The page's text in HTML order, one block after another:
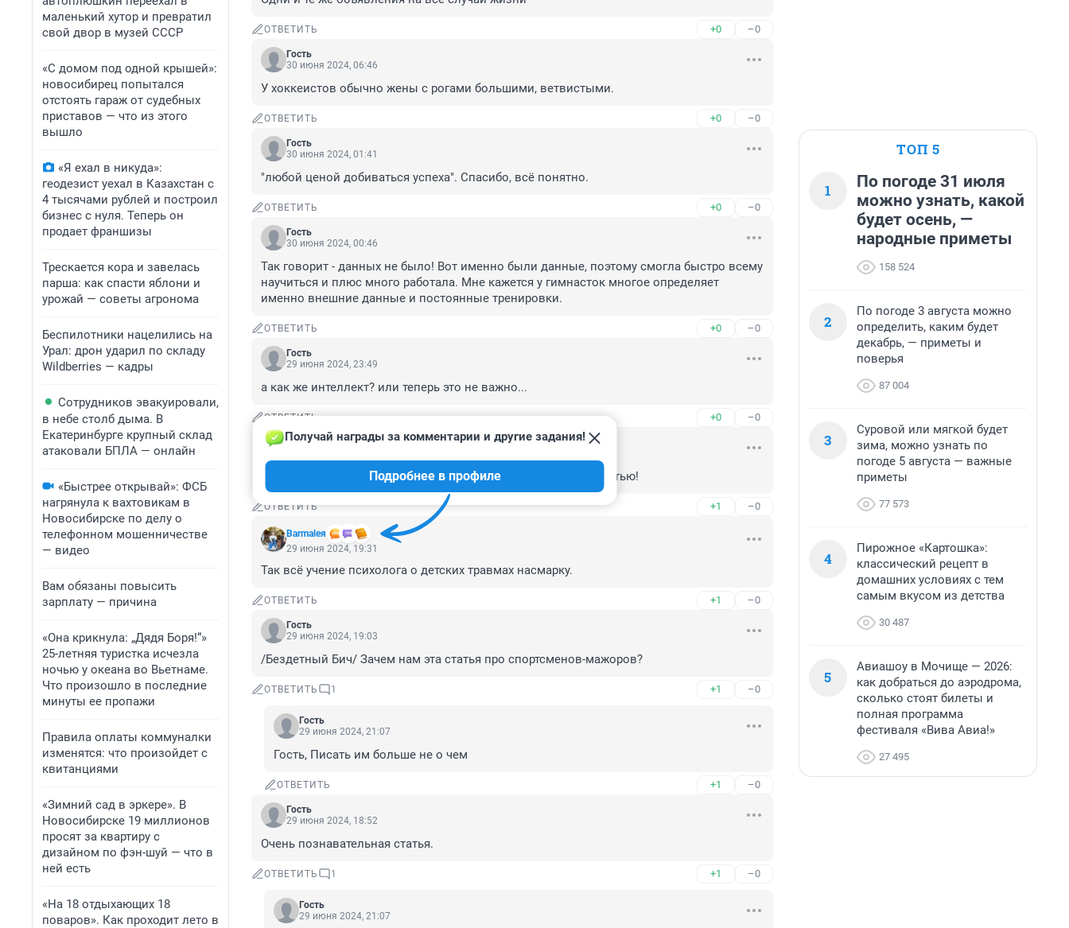
маленький хутор и превратил
свой двор в музей СССР
«С домом под одной крышей»:
новосибирец попытался
отстоять гараж от судебных
приставов — что из этого
вышло
«Я ехал в никуда»:
геодезист уехал в Казахстан с
4 тысячами рублей и построил
бизнес с нуля. Теперь он
продает франшизы
Трескается кора и завелась
парша: как спасти яблони и
урожай — советы агронома
Беспилотники нацелились на
Урал: дрон ударил по складу
Wildberries — кадры
Сотрудников эвакуировали,
в небе столб дыма. В
Екатеринбурге крупный склад
атаковали БПЛА — онлайн
«Быстрее открывай»: ФСБ
нагрянула к вахтовикам в
Новосибирске по делу о
телефонном мошенничестве
— видео
Вам обязаны повысить
зарплату — причина
«Она крикнула: „Дядя Боря!“»
25-летняя туристка исчезла
ночью у океана во Вьетнаме.
Что произошло в последние
минуты ее пропажи
Правила оплаты коммуналки
изменятся: что произойдет с
квитанциями
«Зимний сад в эркере». В
Новосибирске 19 миллионов
просят за квартиру с
дизайном по фэн-шуй — что в
ней есть
«На 18 отдыхающих 18
поваров». Как проходит лето в
ОТВЕТИТЬ +0 –0
Гость
30 июня 2024, 06:46
У хоккеистов обычно жены с рогами большими, ветвистыми.
ОТВЕТИТЬ +0 –0
Гость
30 июня 2024, 01:41
"любой ценой добиваться успеха". Спасибо, всё понятно.
ОТВЕТИТЬ +0 –0
Гость
30 июня 2024, 00:46
Так говорит - данных не было! Вот именно были данные, поэтому смогла быстро всему
научиться и плюс много работала. Мне кажется у гимнасток многое определяет
именно внешние данные и постоянные тренировки.
ОТВЕТИТЬ +0 –0
Гость
29 июня 2024, 23:49
а как же интеллект? или теперь это не важно...
ОТВЕТИТЬ +0 –0
Гость
Её воспитали испытания? Кошмар какой! Переписывайте статью!
ОТВЕТИТЬ +1 –0
Barmaleя
Получай награды за комментарии и другие задания!
Подробнее в профиле
29 июня 2024, 19:31
Так всё учение психолога о детских травмах насмарку.
ОТВЕТИТЬ +1 –0
Гость
29 июня 2024, 19:03
/Бездетный Бич/ Зачем нам эта статья про спортсменов-мажоров?
ОТВЕТИТЬ 1 +1 –0
Гость
29 июня 2024, 21:07
Гость, Писать им больше не о чем
ОТВЕТИТЬ +1 –0
Гость
29 июня 2024, 18:52
Очень познавательная статья.
ОТВЕТИТЬ 1 +1 –0
Гость
29 июня 2024, 21:07
ТОП 5
1
По погоде 31 июля
можно узнать, какой
будет осень, —
народные приметы
158 524
2
По погоде 3 августа можно
определить, каким будет
декабрь, — приметы и
поверья
87 004
3
Суровой или мягкой будет
зима, можно узнать по
погоде 5 августа — важные
приметы
77 573
4
Пирожное «Картошка»:
классический рецепт в
домашних условиях с тем
самым вкусом из детства
30 487
5
Авиашоу в Мочище — 2026:
как добраться до аэродрома,
сколько стоят билеты и
полная программа
фестиваля «Вива Авиа!»
27 495